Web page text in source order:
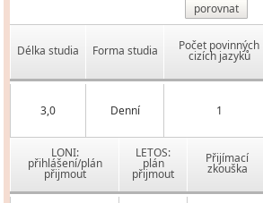
porovnat
Délka studia Forma studia Počet povinných
cizích jazyků
3,0 Denní 1
LONI:
přihlášení/plán
přijmout
LETOS:
plán
přijmout
Přijímací
zkouška